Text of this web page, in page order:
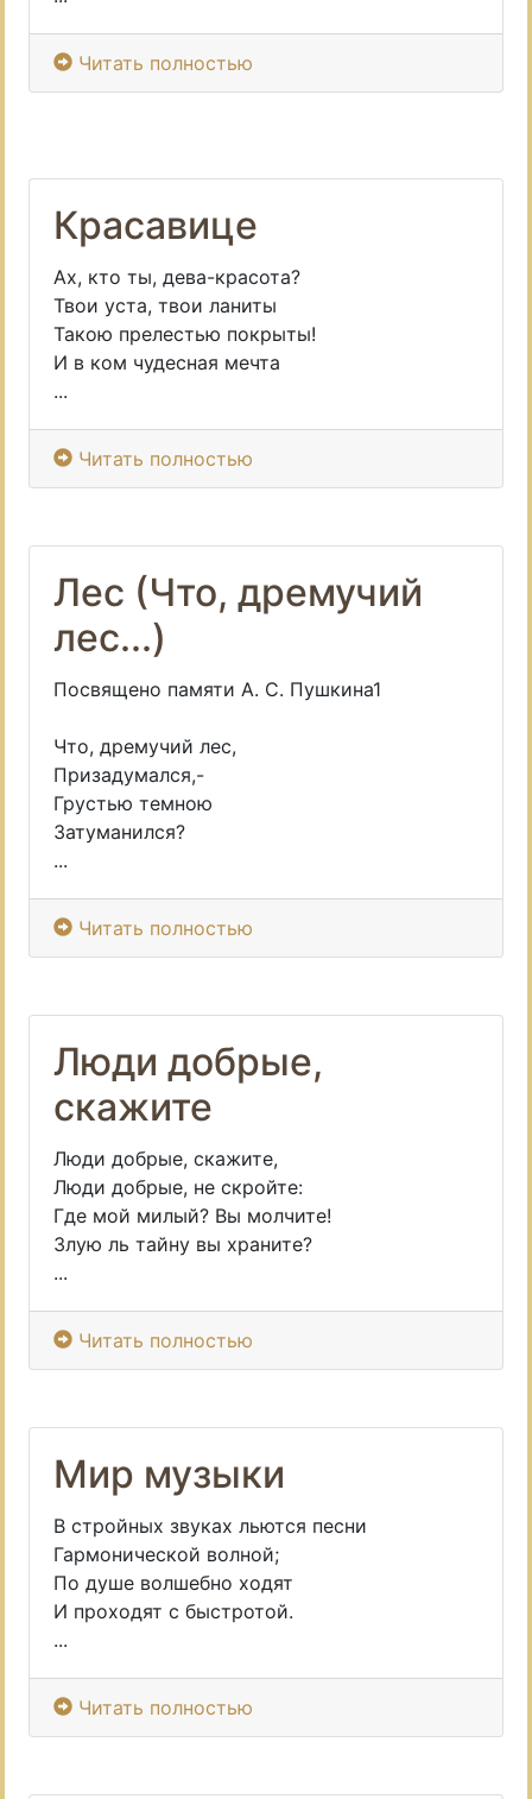
Читать полностью
Красавице
Ах, кто ты, дева-красота?
Твои уста, твои ланиты
Такою прелестью покрыты!
И в ком чудесная мечта
...
Читать полностью
Лес (Что, дремучий
лес...)
Посвящено памяти А. С. Пушкина1
Что, дремучий лес,
Призадумался,-
Грустью темною
Затуманился?
...
Читать полностью
Люди добрые,
скажите
Люди добрые, скажите,
Люди добрые, не скройте:
Где мой милый? Вы молчите!
Злую ль тайну вы храните?
...
Читать полностью
Мир музыки
В стройных звуках льются песни
Гармонической волной;
По душе волшебно ходят
И проходят с быстротой.
...
Читать полностью